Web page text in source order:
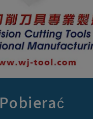
Pobierać